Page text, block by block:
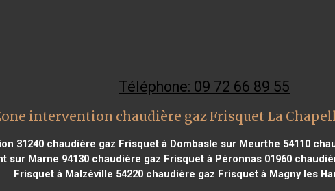
Téléphone: 09 72 66 89 55
intervention chaudière gaz Frisquet La
31240chaudière gaz Frisquet à Dombasle sur Meurthe 54110
sur Marne 94130 chaudière gaz Frisquet à Péronnas 01960
Frisquet à Malzéville 54220 chaudière gaz Frisquet à Magny les